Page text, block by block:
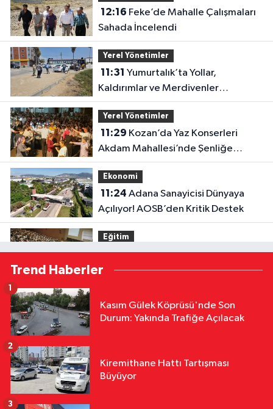
12:16
Sahada İncelendi
Yerel Yönetimler
11:31
Kaldırımlar ve Merdivenler
Yenileniyor
Yerel Yönetimler
11:29
Akdam Mahallesi’nde Şenliğe
Dönüştü
Ekonomi
11:24
Açılıyor! AOSB’den Kritik Destek
Eğitim
11:15Öğrenci Affı Resmen
Yürürlükte: Kimler Yeniden Kayıt
11:01AK Parti Sarıçam’da 77.
10:55Adana’da Tünel Göçüğünde
Trend Haberler
Kasım Gülek Köprüsü'nde Son
Durum: Yakında Trafiğe Açılacak
1
Kiremithane Hattı Tartışması
Büyüyor
2
3